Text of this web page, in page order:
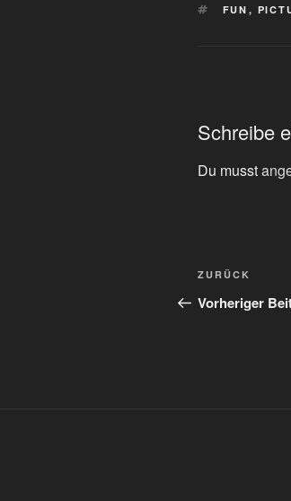
FUN ,
Schreibe
Du musst
Vorheriger
Beitrag
ZURÜCK
Vorheriger